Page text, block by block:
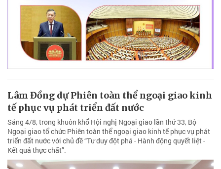
Lâm Đồng dự Phiên toàn thể ngoại giao kinh
tế phục vụ phát triển đất nước
Sáng 4/8, trong khuôn khổ Hội nghị Ngoại giao lần thứ 33, Bộ
Ngoại giao tổ chức Phiên toàn thể ngoại giao kinh tế phục vụ phát
triển đất nước với chủ đề “Tư duy đột phá - Hành động quyết liệt -
Kết quả thực chất”.